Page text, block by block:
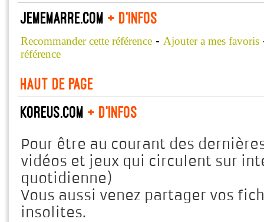
jememarre.com + d'infos
Recommander cette référence - Ajouter a mes favoris
référence
Haut de page
Koreus.com + d'infos
Pour être au courant des
vidéos et jeux qui circulent sur
quotidienne)
Vous aussi venez partager vos
insolites.